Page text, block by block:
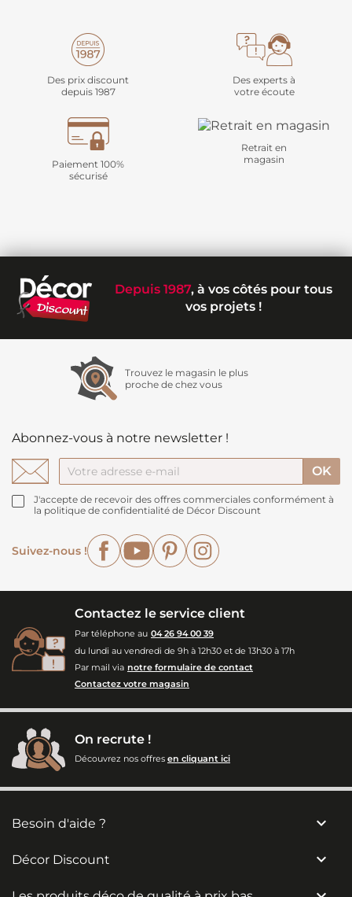
Des prix discount
depuis 1987
Des experts à
votre écoute
Paiement 100%
sécurisé
Retrait en
magasin
Depuis 1987, à vos côtés pour tous
vos projets !
Trouvez le magasin le plus
proche de chez vous
Abonnez-vous à notre newsletter !
J'accepte de recevoir des offres commerciales conformément à
la politique de confidentialité de Décor Discount
Suivez-nous !
FacebookYouTubePinterest
Contactez le service client
Par téléphone au 04 26 94 00 39
du lundi au vendredi de 9h à 12h30 et de 13h30 à 17h
Par mail via notre formulaire de contact
Contactez votre magasin
On recrute !
Découvrez nos offres en cliquant ici
Besoin d'aide ? 
Décor Discount 